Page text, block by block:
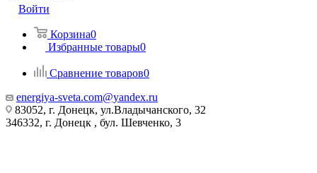
Войти
Корзина0
Избранные товары0
Сравнение товаров0
energiya-sveta.com@yandex.ru
83052, г. Донецк, ул.Владычанского, 32
346332, г. Донецк , бул. Шевченко, 3